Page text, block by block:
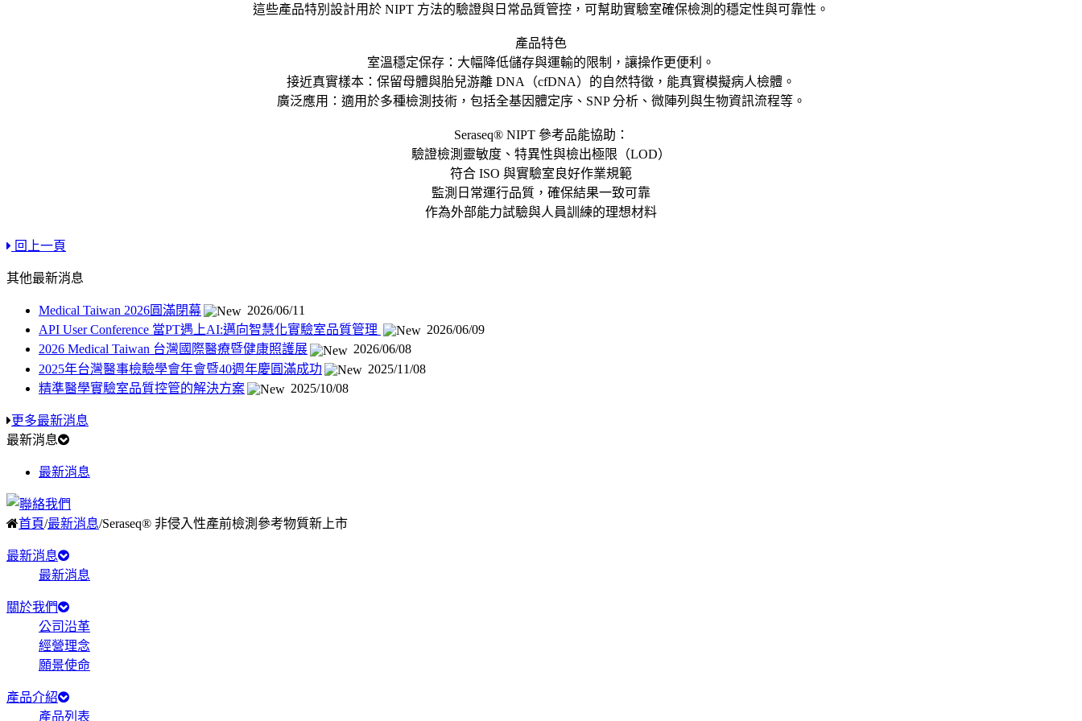
這些產品特別設計用於 NIPT 方法的驗證與日常品質管控，可幫助實驗室確保檢測的穩定性與可靠性。
產品特色
室溫穩定保存：大幅降低儲存與運輸的限制，讓操作更便利。
接近真實樣本：保留母體與胎兒游離 DNA（cfDNA）的自然特徵，能真實模擬病人檢體。
廣泛應用：適用於多種檢測技術，包括全基因體定序、SNP 分析、微陣列與生物資訊流程等。
Seraseq® NIPT 參考品能協助：
驗證檢測靈敏度、特異性與檢出極限（LOD）
符合 ISO 與實驗室良好作業規範
監測日常運行品質，確保結果一致可靠
作為外部能力試驗與人員訓練的理想材料
回上一頁
其他最新消息
Medical Taiwan 2026圓滿閉幕
2026/06/11
API User Conference 當PT遇上AI:邁向智慧化實驗室品質管理
2026/06/09
2026 Medical Taiwan 台灣國際醫療暨健康照護展
2026/06/08
2025年台灣醫事檢驗學會年會暨40週年慶圓滿成功
2025/11/08
精準醫學實驗室品質控管的解決方案
2025/10/08
更多最新消息
最新消息
最新消息
首頁/最新消息/Seraseq® 非侵入性產前檢測參考物質新上市
最新消息
最新消息
關於我們
公司沿革
經營理念
願景使命
產品介紹
產品列表